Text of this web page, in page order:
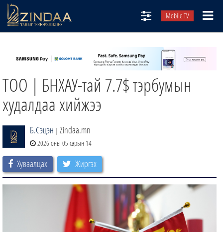
Mobile TV
ТВ8
ӨГЛӨӨНИЙ СОНИН
АУДИО ЗОХИОЛ
ЗИНДАА СЭТГҮҮЛ
ТОО | БНХАУ-тай 7.7$ тэрбумын
худалдаа хийжээ
Б.Сэцэн | Zindaa.mn
2026 оны 05 сарын 14
Хуваалцах Жиргэх